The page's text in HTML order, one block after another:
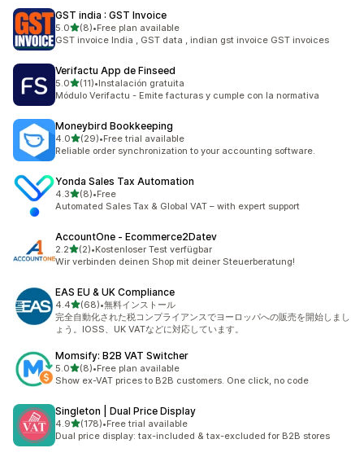
GST india : GST Invoice
5.05つ星中
(8)
合計レビュー数：8件
•Free plan available
GST invoice India , GST data , indian gst invoice GST invoices
Verifactu App de Finseed
5.05つ星中
(11)
合計レビュー数：11件
•Instalación gratuita
Módulo Verifactu - Emite facturas y cumple con la normativa
Moneybird Bookkeeping
4.05つ星中
(29)
合計レビュー数：29件
•Free trial available
Reliable order synchronization to your accounting software.
Yonda Sales Tax Automation
4.35つ星中
(8)
合計レビュー数：8件
•Free
Automated Sales Tax & Global VAT – with expert support
AccountOne ‑ Ecommerce2Datev
2.25つ星中
(2)
合計レビュー数：2件
•Kostenloser Test verfügbar
Wir verbinden deinen Shop mit deiner Steuerberatung!
EAS EU & UK Compliance
4.45つ星中
(68)
合計レビュー数：68件
•無料インストール
完全自動化された税コンプライアンスでヨーロッパへの販売を開始しまし
ょう。IOSS、UK VATなどに対応しています。
Momsify: B2B VAT Switcher
5.05つ星中
(8)
合計レビュー数：8件
•Free plan available
Show ex-VAT prices to B2B customers. One click, no code
Singleton | Dual Price Display
4.95つ星中
(178)
合計レビュー数：178件
•Free trial available
Dual price display: tax-included & tax-excluded for B2B stores